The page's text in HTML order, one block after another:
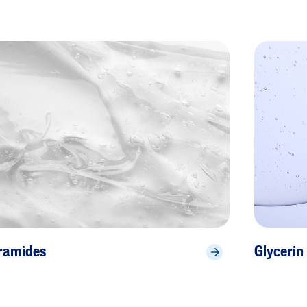
{ "id" : "glycerine", "name" : "Glycerin", "type_id" : "storePage", "data" : { "pageCustomAction" : "", "articleImage" : { "path" : "/Rebranding_2025/Glycerin.jpg", "focal_point" : { "x" : 0.5, "y" : 0.5 }, "meta_data" : { "height" : 1080, "width" : 1440 } }, "pageCustomCanonicalUrl" : "", "alt" : "glycerin", "isContactUsPage" : false, "pageNoIndex" : false, "pageNoFollow" : false }, "custom" : { "articleImage" : { "src" : { "mobile" : "https://www.cetaphil.nl/dw/image/v2/BGGN_PRD/on/demandware.static/-/Sites-Galderma-NL-Library/default/dwba29b881/Rebranding_2025/Glycerin.jpg", "tablet" : "https://www.cetaphil.nl/dw/image/v2/BGGN_PRD/on/demandware.static/-/Sites-Galderma-NL-Library/default/dwba29b881/Rebranding_2025/Glycerin.jpg", "desktop" : "https://www.cetaphil.nl/dw/image/v2/BGGN_PRD/on/demandware.static/-/Sites-Galderma-NL-Library/default/dwba29b881/Rebranding_2025/Glycerin.jpg" } }, "articleImageAlt" : "glycerin", "articleTitle" : "Glycerin", "articleDesc" : null, "articleURL" : "https://www.cetaphil.nl/our-ingredients/glycerine.html", "articleBadges" : { "textBadges" : null, "catBadges" : [ ] }, "articleImageWidth" : 1440, "articleImageHeight" : 1080 }, "regions" : [ { "id" : "headerbanner" }, { "id" : "main", "components" : [ { "id" : "3e3ad7176d685ca822a6a4abe2", "name" : "Breadcrumbs", "type_id" : "commerce_layouts.separator", "data" : { "bgBackgroundColor" : "", "bgAccent" : false }, "regions" : [ { "id" : "additions", "components" : [ { "id" : "b0536163b2ebdeb773a6047765", "type_id" : "commerce_layouts.mobileGrid1r1c", "data" : { "fullHeight" : false, "bgBackgroundColor" : "", "fullWidth" : false, "heightSetByContentMobile" : false, "mobilebgBackgroundColor" : "", "backgroundImageAlignment" : "top", "heightSetByContentDesktop" : false, "xlfullWidth" : false, "imageQualityDropdown" : "Standard (2100px, 1600px, 500px)" }, "regions" : [ { "id" : "column1", "components" : [ { "id" : "df22fe68f9fb03b79ed06f3e9e", "type_id" : "commerce_assets.breadcrumbs", "data" : { "lvl2Link" : "https://www.cetaphil.nl/on/demandware.store/Sites-Galderma-NL-Site/nl/Page-Show?cid=glycerin", "lvl1Link" : "https://www.cetaphil.nl/onze-ingredienten.html", "lvl2Text" : "Glycerine", "breadcrumbOverlay" : "Desktop & Mobile", "lvl1Text" : "Ingrediënt" }, "visible" : true } ] } ], "visible" : true } ] } ], "visible" : true }, { "id" : "0751cd35bdcd83db40bf3eaece", "name" : "Hero", "type_id" : "commerce_layouts.mobileGrid1r1c", "data" : { "fullHeight" : false, "bgBackgroundColor" : "#ecf0f3", "fullWidth" : true, "heightSetByContentMobile" : true, "mobilebgBackgroundColor" : "#ecf0f3", "backgroundImageAlignment" : "top", "heightSetByContentDesktop" : false, "xlfullWidth" : false, "imageQualityDropdown" : "Standard (2100px, 1600px, 500px)" }, "regions" : [ { "id" : "column1", "components" : [ { "id" : "a0e2c10056972ae2a5fff96585", "type_id" : "commerce_layouts.mobileGrid2r1c", "data" : { "layoutOptions" : "50% | 50%", "fullWidth" : true, "reverseOrder" : false, "xlfullWidth" : false, "centerVertically" : true }, "regions" : [ { "id" : "column1", "components" : [ { "id" : "de983f2a8653654f94cba38112", "type_id" : "commerce_layouts.separator", "data" : { "marginRight" : "10%", "bgBackgroundColor" : "", "paddingTopMobile" : "75%", "bgAccent" : false, "marginLeft" : "20%", "marginBottomMobile" : "20px" }, "regions" : [ { "id" : "additions", "components" : [ { "id" : "b057da7c784401ff33063a1e03", "type_id" : "commerce_assets.editorialRichText", "data" : { "hideInDesktop" : false, "textAlignMobile" : "center", "isRebranding" : false, "textAlign" : "Left", "richText" : "<h1>Glycerine</h1>", "headerClass" : true, "fontColor" : "#001e62" }, "visible" : true }, { "id" : "c6cee896e77172fd905dd2cbd0", "type_id" : "commerce_layouts.separator", "data" : { "bgBackgroundColor" : "", "paddingBottom" : "16px", "paddingBottomMobile" : "8px", "bgAccent" : false }, "regions" : [ { "id" : "additions" } ], "visible" : true }, { "id" : "b4bbcb2aac2660614f743af9cb", "type_id" : "commerce_assets.editorialRichText", "data" : { "hideInDesktop" : false, "textAlignMobile" : "center", "isRebranding" : false, "textAlign" : "Left", "richText" : "<p>Glycerine is een van de meest voorkomende ingrediënten in cosmetische producten en is een krachtig vochtinbrengend middel. Deze natuurlijke verbinding kan synthetisch worden geproduceerd en heeft geen geur of kleur.</p>", "headerClass" : false, "fontColor" : "#4a4a4a" }, "visible" : true } ] } ], "visible" : true } ] }, { "id" : "column2", "components" : [ { "id" : "583b1ddce78808fa83b55c6f39", "type_id" : "commerce_assets.mainBanner", "data" : { "image" : { "path" : "/Rebranding_2025/Glycerin (1).jpg", "focal_point" : { "x" : 0.5, "y" : 0.5 }, "meta_data" : { "height" : 1080, "width" : 1440 } }, "imageMobile" : { "path" : "/Rebranding_2025/Glycerin (1).jpg", "focal_point" : { "x" : 0.5, "y" : 0.5 }, "meta_data" : { "height" : 1080, "width" : 1440 } }, "textAlign" : "Left", "imageTablet" : { "path" : "/Rebranding_2025/Glycerin (1).jpg", "focal_point" : { "x" : 0.5, "y" : 0.5 }, "meta_data" : { "height" : 1080, "width" : 1440 } }, "theme" : "Light Text", "overlayText" : false, "headAlign" : "Left", "imageFilter" : false }, "visible" : true } ] } ], "visible" : true } ] } ], "visible" : true }, { "id" : "92b033170b7e84f5a5b63a1a54", "name" : "Learn about ingredient", "type_id" : "commerce_layouts.separator", "data" : { "marginRight" : "20%", "bgBackgroundColor" : "", "marginRightMobile" : "20px", "marginLeftMobile" : "20px", "marginBottom" : "72px", "anchorID" : "pd-about", "marginTopMobile" : "50px", "bgAccent" : false, "marginTop" : "72px", "marginLeft" : "20%" }, "regions" : [ { "id" : "additions", "components" : [ { "id" : "6dbe0a9992d02f2a4d92101f6a", "type_id" : "commerce_layouts.separator", "data" : { "bgBackgroundColor" : "", "marginBottom" : "26px", "bgAccent" : false, "marginBottomMobile" : "12px" }, "regions" : [ { "id" : "additions", "components" : [ { "id" : "add41435462d25206f80e72fb4", "type_id" : "commerce_assets.htmlArea", "data" : { "htmlmarkup" : "<style>\n.body {\nwidth: 100%}\n</style>\n <div class=\"row\">\n <div class=\"col-12 align-self-center text-center\">\n <h2 class=\"h3\" style=\"color: #001e62;\">Wat is glycerine?</h2>\n </div>\n </div>" }, "visible" : true } ] } ], "visible" : true }, { "id" : "359c936e2a67e29f05f014b5f2", "type_id" : "commerce_assets.editorialRichText", "data" : { "hideInDesktop" : false, "textAlignMobile" : "center", "isRebranding" : false, "textAlign" : "Center", "richText" : "<p>Glycerine is van nature onderdeel van de natuurlijke hydraterende factor (Natural Moisturizing Factor, NMF) van de huid. Dit is een groep moleculen die in de huid aanwezig zijn om extreme uitdroging te voorkomen.
Glycerin